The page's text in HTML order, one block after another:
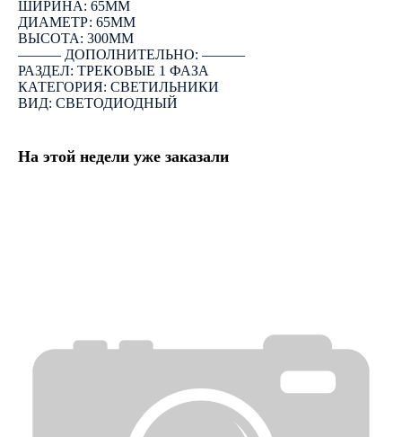
ШИРИНА: 65ММ
ДИАМЕТР: 65ММ
ВЫСОТА: 300ММ
――― ДОПОЛНИТЕЛЬНО: ―――
РАЗДЕЛ: ТРЕКОВЫЕ 1 ФАЗА
КАТЕГОРИЯ: СВЕТИЛЬНИКИ
ВИД: СВЕТОДИОДНЫЙ
На этой недели уже заказали